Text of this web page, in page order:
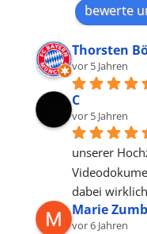
bewerte
Thorsten
vor 5 Jahren
C
vor 5 Jahren
unserer
dabei wirklich
Marie
vor 6 Jahren